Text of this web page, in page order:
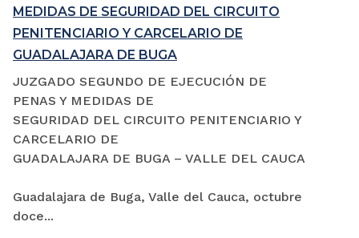
MEDIDAS DE SEGURIDAD DEL CIRCUITO
PENITENCIARIO Y CARCELARIO DE
GUADALAJARA DE BUGA
JUZGADO SEGUNDO DE EJECUCIÓN DE
PENAS Y MEDIDAS DE
SEGURIDAD DEL CIRCUITO PENITENCIARIO Y
CARCELARIO DE
GUADALAJARA DE BUGA – VALLE DEL CAUCA
Guadalajara de Buga, Valle del Cauca, octubre
doce...